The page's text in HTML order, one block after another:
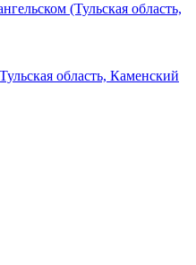
(Тульская область,
область, Каменский